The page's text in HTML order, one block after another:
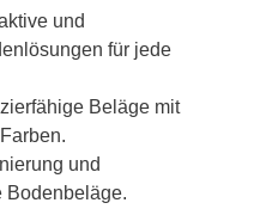
und
für jede
Beläge mit
und
Bodenbeläge.